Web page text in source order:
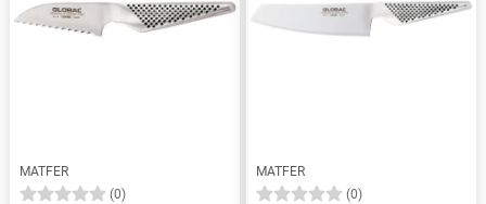
MATFER
(0)
MATFER
(0)